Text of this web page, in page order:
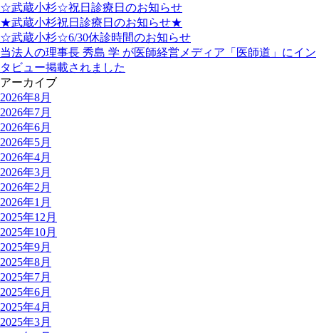
☆武蔵小杉☆祝日診療日のお知らせ
★武蔵小杉祝日診療日のお知らせ★
☆武蔵小杉☆6/30休診時間のお知らせ
当法人の理事長 秀島 学 が医師経営メディア「医師道」にイン
タビュー掲載されました
アーカイブ
2026年8月
2026年7月
2026年6月
2026年5月
2026年4月
2026年3月
2026年2月
2026年1月
2025年12月
2025年10月
2025年9月
2025年8月
2025年7月
2025年6月
2025年4月
2025年3月